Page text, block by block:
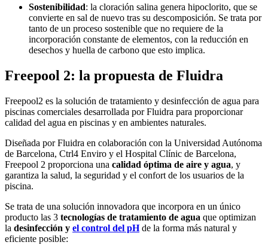
Sostenibilidad: la cloración salina genera hipoclorito, que se
convierte en sal de nuevo tras su descomposición. Se trata por
tanto de un proceso sostenible que no requiere de la
incorporación constante de elementos, con la reducción en
desechos y huella de carbono que esto implica.
Freepool 2: la propuesta de Fluidra
Freepool2 es la solución de tratamiento y desinfección de agua para
piscinas comerciales desarrollada por Fluidra para proporcionar
calidad del agua en piscinas y en ambientes naturales.
Diseñada por Fluidra en colaboración con la Universidad Autónoma
de Barcelona, ​​Ctrl4 Enviro y el Hospital Clínic de Barcelona, ​​
Freepool 2 proporciona una calidad óptima de aire y agua, y
garantiza la salud, la seguridad y el confort de los usuarios de la
piscina.
Se trata de una solución innovadora que incorpora en un único
producto las 3 tecnologías de tratamiento de agua que optimizan
la desinfección y el control del pHde la forma más natural y
eficiente posible: